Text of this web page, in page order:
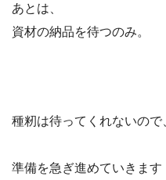
あとは、
資材の納品を待つのみ。
種籾は待ってくれないので
準備を急ぎ進めていきます